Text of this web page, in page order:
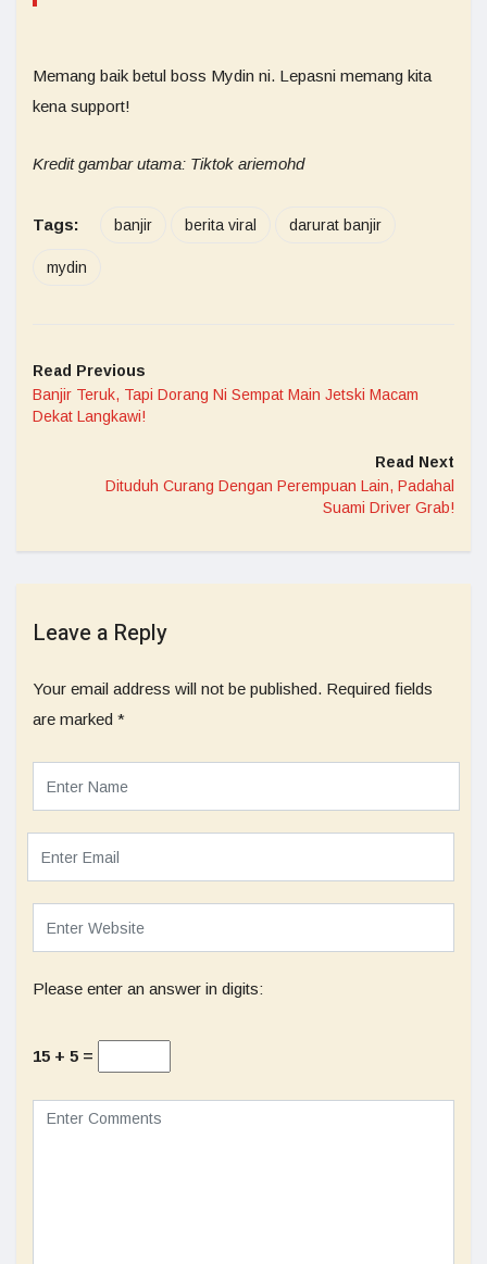
Memang baik betul boss Mydin ni. Lepasni memang kita
kena support!
Kredit gambar utama: Tiktok ariemohd
Tags: banjir berita viral darurat banjir
mydin
Read Previous
Banjir Teruk, Tapi Dorang Ni Sempat Main Jetski Macam
Dekat Langkawi!
Read Next
Dituduh Curang Dengan Perempuan Lain, Padahal
Suami Driver Grab!
Leave a Reply
Your email address will not be published. Required fields
are marked *
Please enter an answer in digits:
15 + 5 =